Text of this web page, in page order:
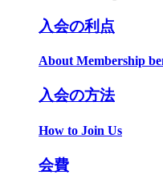
入会の利点
About Membership
入会の方法
How to Join Us
会費